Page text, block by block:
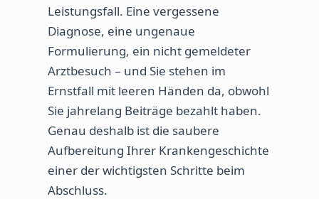
Leistungsfall. Eine vergessene
Diagnose, eine ungenaue
Formulierung, ein nicht gemeldeter
Arztbesuch – und Sie stehen im
Ernstfall mit leeren Händen da, obwohl
Sie jahrelang Beiträge bezahlt haben.
Genau deshalb ist die saubere
Aufbereitung Ihrer Krankengeschichte
einer der wichtigsten Schritte beim
Abschluss.